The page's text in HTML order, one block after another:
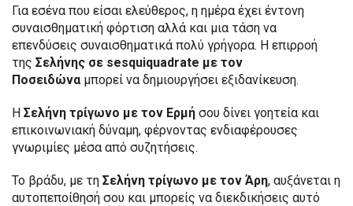
Για εσένα που είσαι ελεύθερος, η ημέρα έχει έντονη
συναισθηματική φόρτιση αλλά και μια τάση να
επενδύσεις συναισθηματικά πολύ γρήγορα. Η επιρροή
της Σελήνης σε sesquiquadrate με τον
Ποσειδώναμπορεί να δημιουργήσει εξιδανίκευση.
Η Σελήνη τρίγωνο με τον Ερμή σου δίνει γοητεία και
επικοινωνιακή δύναμη, φέρνοντας ενδιαφέρουσες
γνωριμίες μέσα από συζητήσεις.
Το βράδυ, με τη Σελήνη τρίγωνο με τον Άρη, αυξάνεται η
αυτοπεποίθησή σου και μπορείς να διεκδικήσεις αυτό